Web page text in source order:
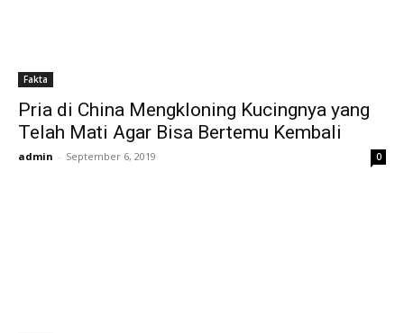
Fakta
Pria di China Mengkloning Kucingnya yang
Telah Mati Agar Bisa Bertemu Kembali
admin - September 6, 2019 0